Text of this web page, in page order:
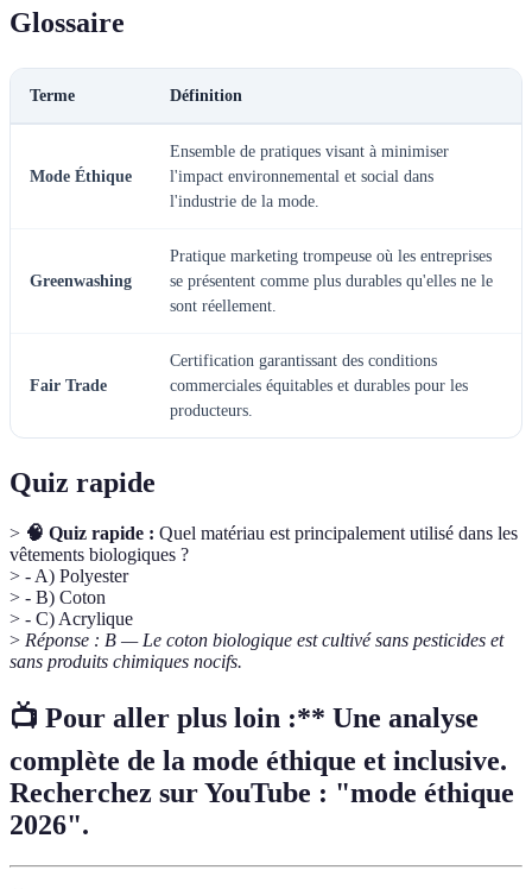
Glossaire
Terme Définition
Mode Éthique
Ensemble de pratiques visant à minimiser
l'impact environnemental et social dans
l'industrie de la mode.
Greenwashing
Pratique marketing trompeuse où les entreprises
se présentent comme plus durables qu'elles ne le
sont réellement.
Fair Trade
Certification garantissant des conditions
commerciales équitables et durables pour les
producteurs.
Quiz rapide
> 🧠 Quiz rapide : Quel matériau est principalement utilisé dans les
vêtements biologiques ?
> - A) Polyester
> - B) Coton
> - C) Acrylique
> Réponse : B — Le coton biologique est cultivé sans pesticides et
sans produits chimiques nocifs.
📺 Pour aller plus loin :** Une analyse
complète de la mode éthique et inclusive.
Recherchez sur YouTube : "mode éthique
2026".